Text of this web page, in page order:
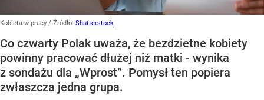
Kobieta w pracy / Źródło: Shutterstock
Co czwarty Polak uważa, że bezdzietne kobiety
powinny pracować dłużej niż matki - wynika
z sondażu dla „Wprost”. Pomysł ten popiera
zwłaszcza jedna grupa.